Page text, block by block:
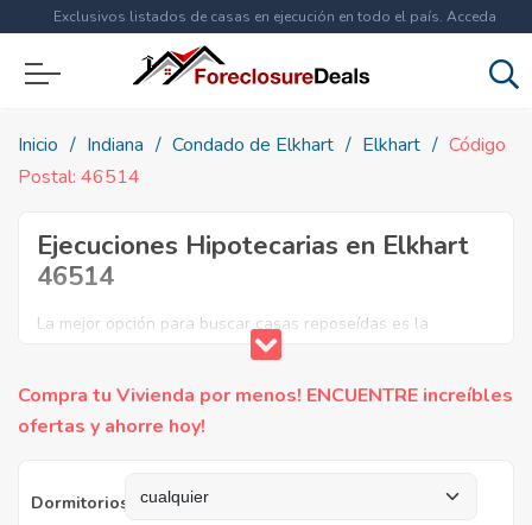
Exclusivos listados de casas en ejecución en todo el país. Acceda
ahora a
Inicio Indiana Condado de Elkhart Elkhart
Código
Postal: 46514
Ejecuciones Hipotecarias en Elkhart
46514
La mejor opción para buscar casas reposeídas es la
utilización de listados de propiedades puestas en venta en
código postal 46514, incluyendo diversas propiedades en
venta, para que usted realice la mejor compra.
Compra tu Vivienda por menos! ENCUENTRE increíbles
ofertas y ahorre hoy!
Dormitorios